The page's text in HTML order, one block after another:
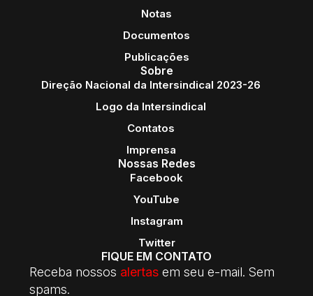
Notas
Documentos
Publicações
Sobre
Direção Nacional da Intersindical 2023-26
Logo da Intersindical
Contatos
Imprensa
Nossas Redes
Facebook
YouTube
Instagram
Twitter
FIQUE EM CONTATO
Receba nossos alertas em seu e-mail. Sem
spams.